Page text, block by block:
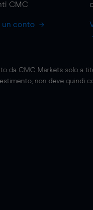
CMC
un conto
da CMC Markets solo a
non deve quindi